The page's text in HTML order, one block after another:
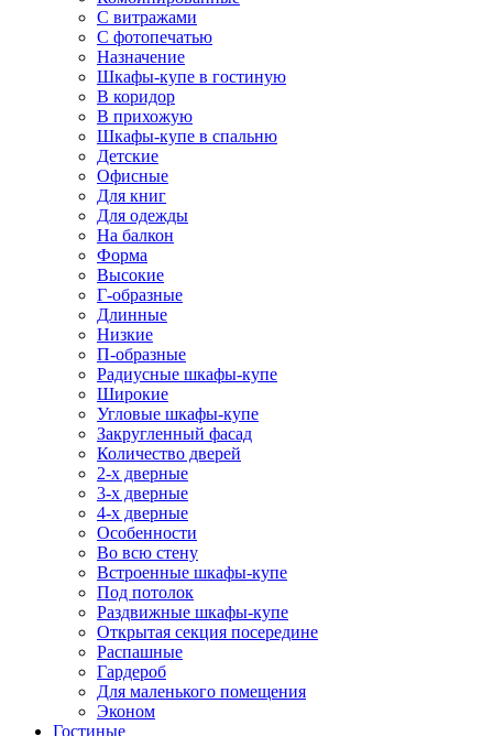
С витражами
С фотопечатью
Назначение
Шкафы-купе в гостиную
В коридор
В прихожую
Шкафы-купе в спальню
Детские
Офисные
Для книг
Для одежды
На балкон
Форма
Высокие
Г-образные
Длинные
Низкие
П-образные
Радиусные шкафы-купе
Широкие
Угловые шкафы-купе
Закругленный фасад
Количество дверей
2-х дверные
3-х дверные
4-х дверные
Особенности
Во всю стену
Встроенные шкафы-купе
Под потолок
Раздвижные шкафы-купе
Открытая секция посередине
Распашные
Гардероб
Для маленького помещения
Эконом
Гостиные